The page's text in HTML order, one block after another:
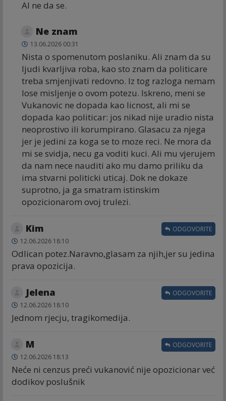
Al ne da se.
Ne znam
13.06.2026 00:31
Nista o spomenutom poslaniku. Ali znam da su
ljudi kvarljiva roba, kao sto znam da politicare
treba smjenjivati redovno. Iz tog razloga nemam
lose misljenje o ovom potezu. Iskreno, meni se
Vukanovic ne dopada kao licnost, ali mi se
dopada kao politicar: jos nikad nije uradio nista
neoprostivo ili korumpirano. Glasacu za njega
jer je jedini za koga se to moze reci. Ne mora da
mi se svidja, necu ga voditi kuci. Ali mu vjerujem
da nam nece nauditi ako mu damo priliku da
ima stvarni politicki uticaj. Dok ne dokaze
suprotno, ja ga smatram istinskim
opozicionarom ovoj trulezi.
Kim
12.06.2026 18:10
Odlican potez.Naravno,glasam za njih,jer su jedina
prava opozicija.
ODGOVORITE
Jelena
12.06.2026 18:10
Jednom rjecju, tragikomedija.
ODGOVORITE
M
12.06.2026 18:13
Neće ni cenzus preći vukanović nije opozicionar već
dodikov poslušnik
ODGOVORITE